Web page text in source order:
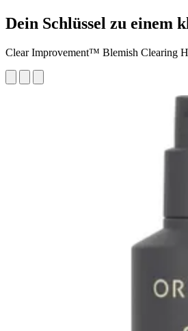
Dein Schlüssel zu einem
Clear Improvement™ Blemish Clearing